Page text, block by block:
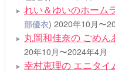
れい＆ゆいのホーム
部優衣) 2020年10月〜
丸岡和佳奈の ごめん
20年10月〜2024年4月
幸村恵理の エニタイ